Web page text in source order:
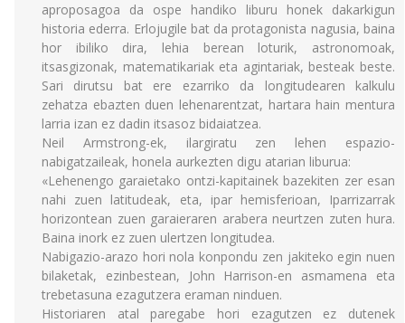
aproposagoa da ospe handiko liburu honek dakarkigun
historia ederra. Erlojugile bat da protagonista nagusia, baina
hor ibiliko dira, lehia berean loturik, astronomoak,
itsasgizonak, matematikariak eta agintariak, besteak beste.
Sari dirutsu bat ere ezarriko da longitudearen kalkulu
zehatza ebazten duen lehenarentzat, hartara hain mentura
larria izan ez dadin itsasoz bidaiatzea.
Neil Armstrong-ek, ilargiratu zen lehen espazio-
nabigatzaileak, honela aurkezten digu atarian liburua:
«Lehenengo garaietako ontzi-kapitainek bazekiten zer esan
nahi zuen latitudeak, eta, ipar hemisferioan, Iparrizarrak
horizontean zuen garaieraren arabera neurtzen zuten hura.
Baina inork ez zuen ulertzen longitudea.
Nabigazio-arazo hori nola konpondu zen jakiteko egin nuen
bilaketak, ezinbestean, John Harrison-en asmamena eta
trebetasuna ezagutzera eraman ninduen.
Historiaren atal paregabe hori ezagutzen ez dutenek